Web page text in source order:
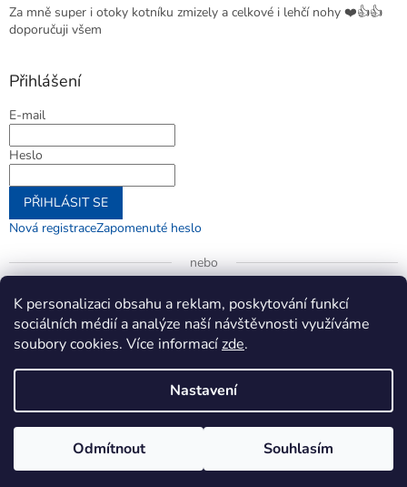
K personalizaci obsahu a reklam, poskytování funkcí
sociálních médií a analýze naší návštěvnosti využíváme
soubory cookies. Více informacízde.
Nastavení
Odmítnout Souhlasím
Za mně super i otoky kotníku zmizely a celkové i lehčí nohy ❤️👍👍
doporučuji všem
Přihlášení
E-mail
Heslo
PŘIHLÁSIT SE
Nová registraceZapomenuté heslo
nebo
Přihlásit se přes Google
. Všechna práva vyhrazena.